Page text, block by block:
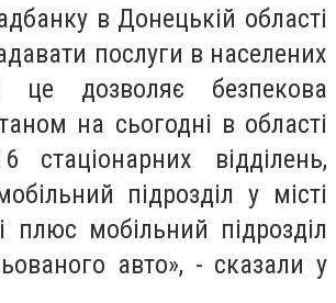
в Донецькій області
послуги в населених
це дозволяє безпекова
на сьогодні в області
стаціонарних відділень,
підрозділ у місті
плюс мобільний підрозділ
авто», - сказали у